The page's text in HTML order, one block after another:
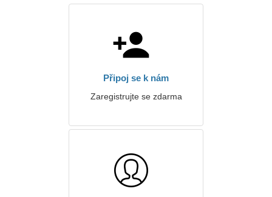
Připoj se k nám
Zaregistrujte se zdarma